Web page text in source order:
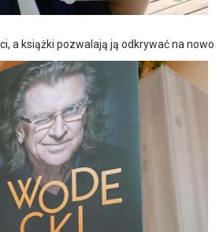
a książki pozwalają ją odkrywać na nowo